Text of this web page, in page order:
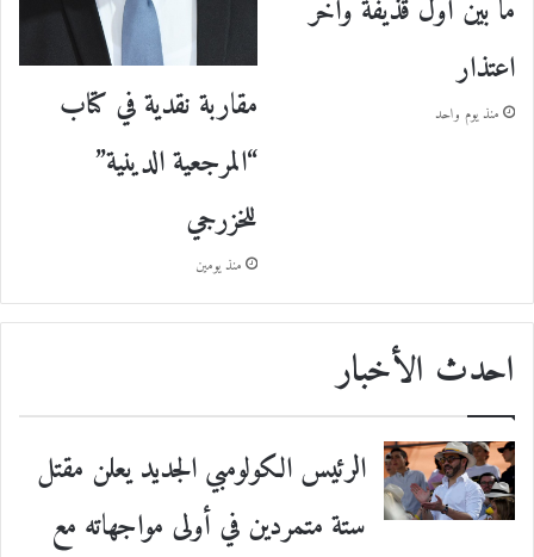
ما بين أول قذيفة وآخر
اعتذار
منذ يوم واحد
مقاربة نقدية في كتاب
“المرجعية الدينية”
للخزرجي
منذ يومين
احدث الأخبار
الرئيس الكولومبي الجديد يعلن مقتل
ستة متمردين في أولى مواجهاته مع